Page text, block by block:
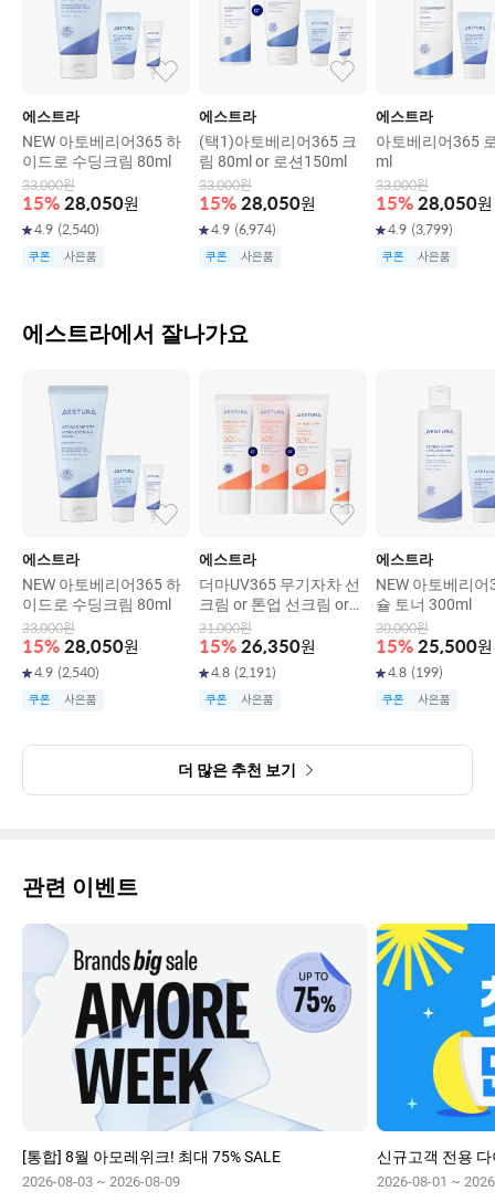
에스트라
NEW 아토베리어365 하
이드로 수딩크림 80ml
33,000원
15% 28,050원
4.9 (2,540)
쿠폰 사은품
에스트라
(택1)아토베리어365 크
림 80ml or 로션150ml
33,000원
15% 28,050원
4.9 (6,974)
쿠폰 사은품
에스트라
아토베리어365
ml
33,000원
15% 28,050원
4.9 (3,799)
쿠폰 사은품
에스트라에서 잘나가요
에스트라
NEW 아토베리어365 하
이드로 수딩크림 80ml
33,000원
15% 28,050원
4.9 (2,540)
쿠폰 사은품
에스트라
더마UV365 무기자차 선
크림 or 톤업 선크림 or
비타C광채 수분 선크림 S
PF 50+/ PA++++(택1) 4
0ml
31,000원
15% 26,350원
4.8 (2,191)
쿠폰 사은품
에스트라
NEW 아토베리어
슐 토너 300ml
30,000원
15% 25,500원
4.8 (199)
쿠폰 사은품
더 많은 추천 보기
관련 이벤트
[통합] 8월 아모레위크! 최대 75% SALE
2026-08-03 ~ 2026-08-09 2026-08-01 ~